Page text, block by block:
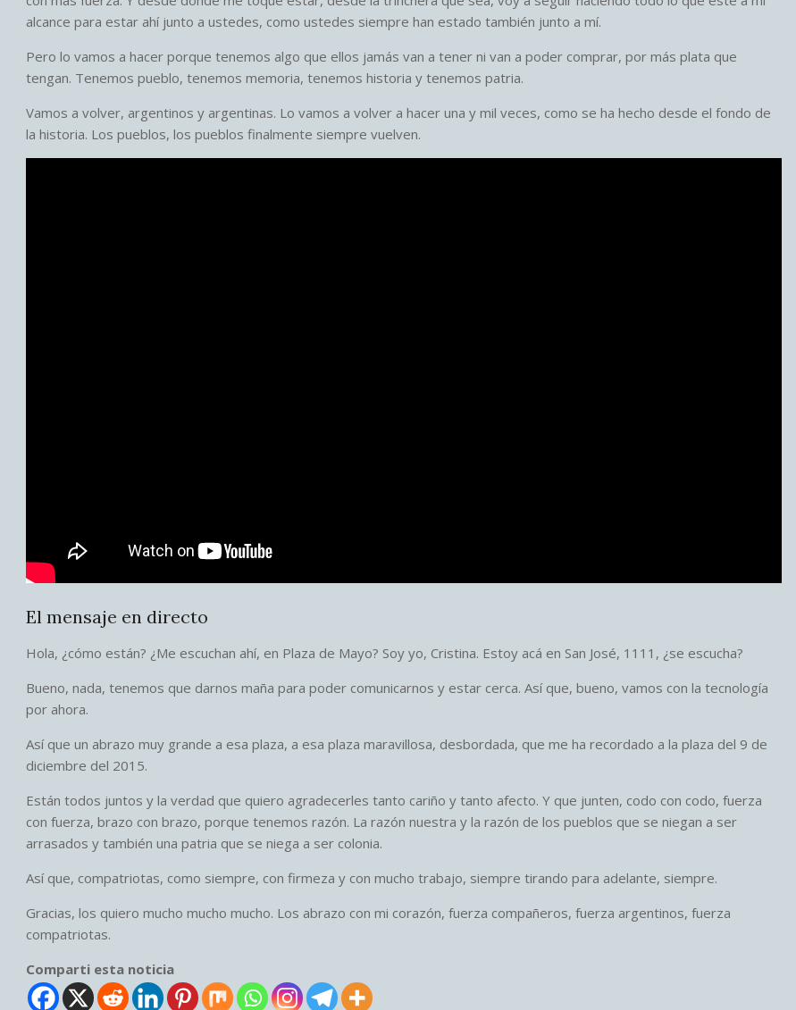
alcance para estar ahí junto a ustedes, como ustedes siempre han estado también junto a mí.
Pero lo vamos a hacer porque tenemos algo que ellos jamás van a tener ni van a poder comprar, por más plata que
tengan. Tenemos pueblo, tenemos memoria, tenemos historia y tenemos patria.
Vamos a volver, argentinos y argentinas. Lo vamos a volver a hacer una y mil veces, como se ha hecho desde el fondo de
la historia. Los pueblos, los pueblos finalmente siempre vuelven.
El mensaje en directo
Hola, ¿cómo están? ¿Me escuchan ahí, en Plaza de Mayo? Soy yo, Cristina. Estoy acá en San José, 1111, ¿se escucha?
Bueno, nada, tenemos que darnos maña para poder comunicarnos y estar cerca. Así que, bueno, vamos con la tecnología
por ahora.
Así que un abrazo muy grande a esa plaza, a esa plaza maravillosa, desbordada, que me ha recordado a la plaza del 9 de
diciembre del 2015.
Están todos juntos y la verdad que quiero agradecerles tanto cariño y tanto afecto. Y que junten, codo con codo, fuerza
con fuerza, brazo con brazo, porque tenemos razón. La razón nuestra y la razón de los pueblos que se niegan a ser
arrasados y también una patria que se niega a ser colonia.
Así que, compatriotas, como siempre, con firmeza y con mucho trabajo, siempre tirando para adelante, siempre.
Gracias, los quiero mucho mucho mucho. Los abrazo con mi corazón, fuerza compañeros, fuerza argentinos, fuerza
compatriotas.
Comparti esta noticia